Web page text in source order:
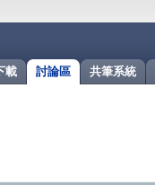
共筆系統
討論區
載